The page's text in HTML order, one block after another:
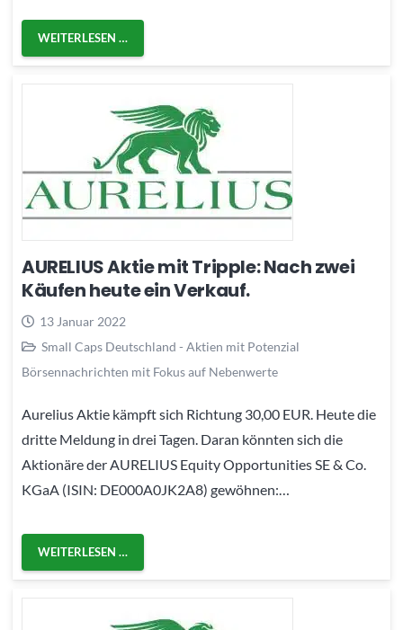
WEITERLESEN …
AURELIUS Aktie mit Tripple: Nach zwei
Käufen heute ein Verkauf.
13 Januar 2022
Small Caps Deutschland - Aktien mit Potenzial
Börsennachrichten mit Fokus auf Nebenwerte
Aurelius Aktie kämpft sich Richtung 30,00 EUR. Heute die
dritte Meldung in drei Tagen. Daran könnten sich die
Aktionäre der AURELIUS Equity Opportunities SE & Co.
KGaA (ISIN: DE000A0JK2A8) gewöhnen:…
WEITERLESEN …